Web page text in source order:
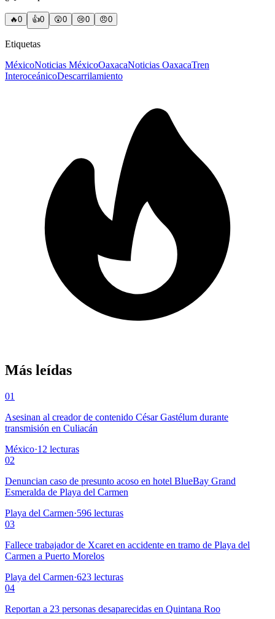
🔥0 👍0 😲0 😢0 😠0
Etiquetas
MéxicoNoticias MéxicoOaxacaNoticias OaxacaTren
InteroceánicoDescarrilamiento
Más leídas
01
Asesinan al creador de contenido César Gastélum durante
transmisión en Culiacán
México·12 lecturas
02
Denuncian caso de presunto acoso en hotel BlueBay Grand
Esmeralda de Playa del Carmen
Playa del Carmen·596 lecturas
03
Fallece trabajador de Xcaret en accidente en tramo de Playa del
Carmen a Puerto Morelos
Playa del Carmen·623 lecturas
04
Reportan a 23 personas desaparecidas en Quintana Roo